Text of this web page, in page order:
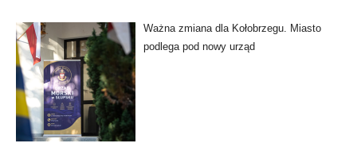
Ważna zmiana dla Kołobrzegu. Miasto
podlega pod nowy urząd